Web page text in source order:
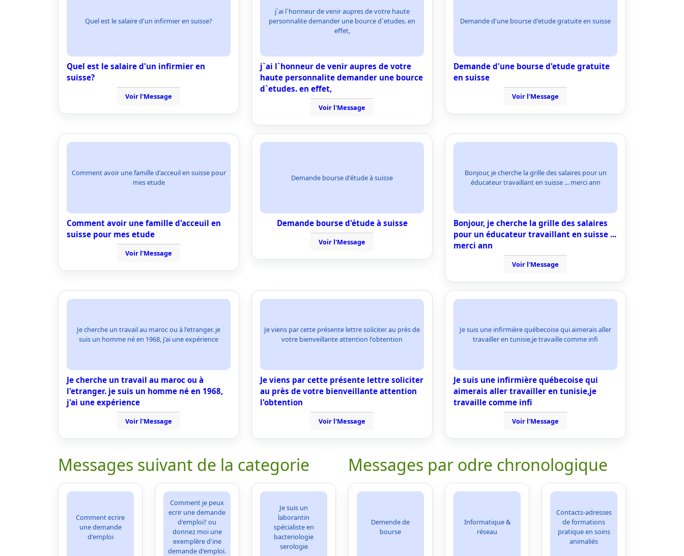
Quel est le salaire d'un infirmier en suisse?
Quel est le salaire d'un infirmier en
suisse?
Voir l'Message
j`ai l`honneur de venir aupres de votre haute
personnalite demander une bource d`etudes. en
effet,
j`ai l`honneur de venir aupres de votre
haute personnalite demander une bource
d`etudes. en effet,
Voir l'Message
Demande d'une bourse d'etude gratuite en suisse
Demande d'une bourse d'etude gratuite
en suisse
Voir l'Message
Comment avoir une famille d'acceuil en suisse pour
mes etude
Comment avoir une famille d'acceuil en
suisse pour mes etude
Voir l'Message
Demande bourse d'étude à suisse
Demande bourse d'étude à suisse
Voir l'Message
Bonjour, je cherche la grille des salaires pour un
éducateur travaillant en suisse ... merci ann
Bonjour, je cherche la grille des salaires
pour un éducateur travaillant en suisse ...
merci ann
Voir l'Message
Je cherche un travail au maroc ou à l'etranger. je
suis un homme né en 1968, j'ai une expérience
Je cherche un travail au maroc ou à
l'etranger. je suis un homme né en 1968,
j'ai une expérience
Voir l'Message
Je viens par cette présente lettre soliciter au près de
votre bienveillante attention l'obtention
Je viens par cette présente lettre soliciter
au près de votre bienveillante attention
l'obtention
Voir l'Message
Je suis une infirmière québecoise qui aimerais aller
travailler en tunisie,je travaille comme infi
Je suis une infirmière québecoise qui
aimerais aller travailler en tunisie,je
travaille comme infi
Voir l'Message
Messages suivant de la categorie
Comment ecrire
une demande
d'emploi
Comment je peux
ecrir une demande
d'emploi? ou
donnez moi une
exemplère d'ine
demande d'emploi.
Je suis un
laborantin
spécialiste en
bacteriologie
serologie
Messages par odre chronologique
Demende de
bourse
Informatique &
réseau
Contacts-adresses
de formations
pratique en soins
animaliés